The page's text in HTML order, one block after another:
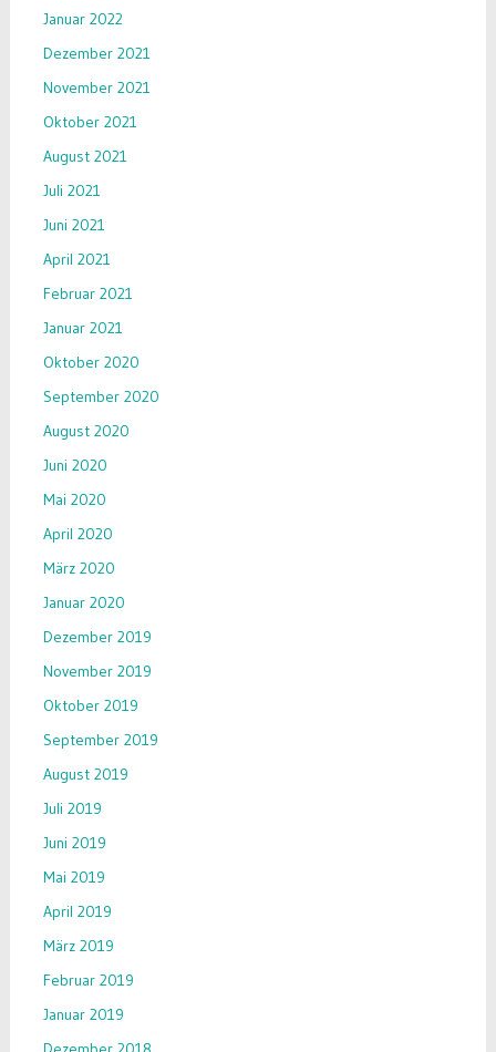
Januar 2022
Dezember 2021
November 2021
Oktober 2021
August 2021
Juli 2021
Juni 2021
April 2021
Februar 2021
Januar 2021
Oktober 2020
September 2020
August 2020
Juni 2020
Mai 2020
April 2020
März 2020
Januar 2020
Dezember 2019
November 2019
Oktober 2019
September 2019
August 2019
Juli 2019
Juni 2019
Mai 2019
April 2019
März 2019
Februar 2019
Januar 2019